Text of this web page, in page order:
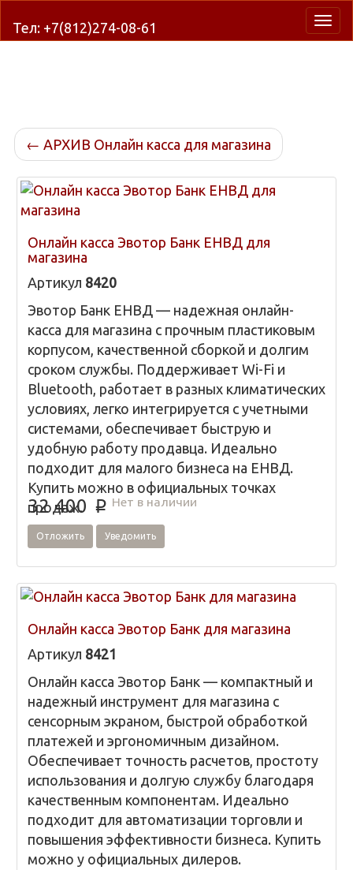
Тел: +7(812)274-08-61
← АРХИВ Онлайн касса для магазина
Онлайн касса Эвотор Банк ЕНВД для
магазина
Артикул 8420
Эвотор Банк ЕНВД — надежная онлайн-
касса для магазина с прочным пластиковым
корпусом, качественной сборкой и долгим
сроком службы. Поддерживает Wi-Fi и
Bluetooth, работает в разных климатических
условиях, легко интегрируется с учетными
системами, обеспечивает быструю и
удобную работу продавца. Идеально
подходит для малого бизнеса на ЕНВД.
Купить можно в официальных точках
продаж.
32 400 p Нет в наличии
Отложить Уведомить
Онлайн касса Эвотор Банк для магазина
Артикул 8421
Онлайн касса Эвотор Банк — компактный и
надежный инструмент для магазина с
сенсорным экраном, быстрой обработкой
платежей и эргономичным дизайном.
Обеспечивает точность расчетов, простоту
использования и долгую службу благодаря
качественным компонентам. Идеально
подходит для автоматизации торговли и
повышения эффективности бизнеса. Купить
можно у официальных дилеров.